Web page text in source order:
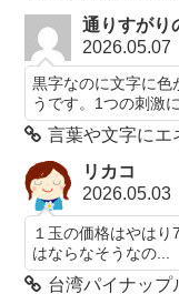
通りすがり
2026.05.07
黒字なのに文字に色
うです。1つの刺激
言葉や文字にエ
リカコ
2026.05.03
１玉の価格はやは
はならなそうなの...
台湾パイナップ